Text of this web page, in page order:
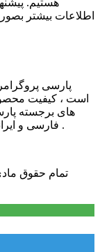
هستیم.
اطلاعات بیشتر
پارسی
است ، کیفیت
های برجسته
فارسی و ایرانی هستند که با ذوق و خلاقیت طراحی شده اند .
تمام حقوق